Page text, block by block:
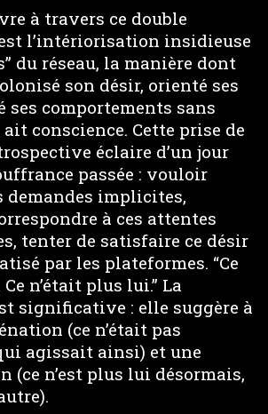
à travers ce double
l’intériorisation insidieuse
du réseau, la manière dont
son désir, orienté ses
ses comportements sans
ait conscience. Cette prise de
éclaire d’un jour
passée : vouloir
demandes implicites,
à ces attentes
tenter de satisfaire ce désir
par les plateformes. “Ce
n’était plus lui.” La
significative : elle suggère à
(ce n’était pas
agissait ainsi) et une
(ce n’est plus lui désormais,